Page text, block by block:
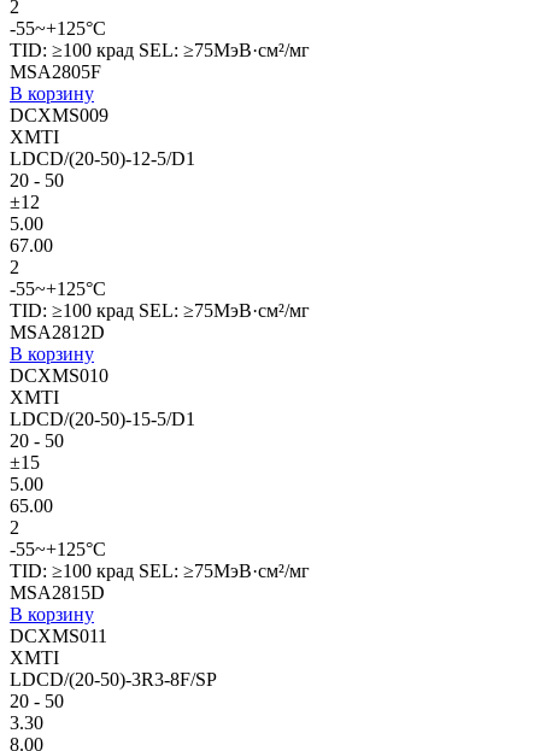
2
-55~+125°C
TID: ≥100 крад SEL: ≥75МэВ·см²/мг
MSA2805F
В корзину
DCXMS009
XMTI
LDCD/(20-50)-12-5/D1
20 - 50
±12
5.00
67.00
2
-55~+125°C
TID: ≥100 крад SEL: ≥75МэВ·см²/мг
MSA2812D
В корзину
DCXMS010
XMTI
LDCD/(20-50)-15-5/D1
20 - 50
±15
5.00
65.00
2
-55~+125°C
TID: ≥100 крад SEL: ≥75МэВ·см²/мг
MSA2815D
В корзину
DCXMS011
XMTI
LDCD/(20-50)-3R3-8F/SP
20 - 50
3.30
8.00